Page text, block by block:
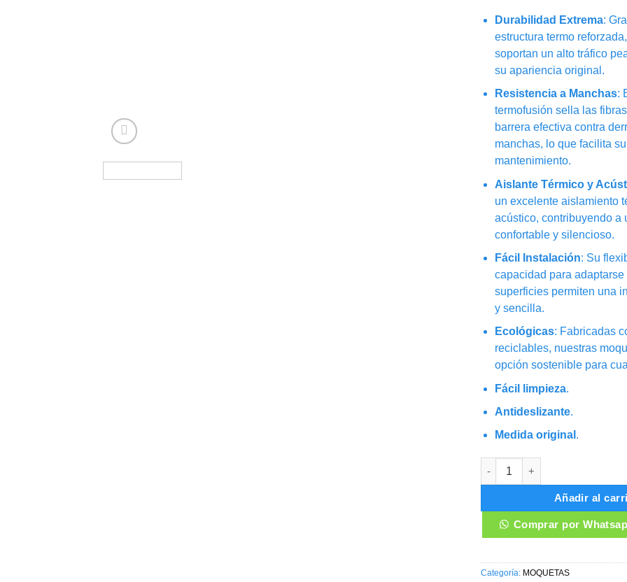
Durabilidad Extrema:
estructura termo
soportan un alto tráfico
su apariencia original.
Resistencia a Manchas:
termofusión sella las
barrera efectiva contra
manchas, lo que facilita
mantenimiento.
Aislante Térmico y
un excelente aislamiento
acústico, contribuyendo a
confortable y silencioso.
Fácil Instalación: Su
capacidad para adaptarse
superficies permiten una
y sencilla.
Ecológicas: Fabricadas
reciclables, nuestras
opción sostenible para
Fácil limpieza.
Antideslizante.
Medida original .
MOQUETAS HONDA WRV
Añadir al
Comprar por
Categoría: MOQUETAS